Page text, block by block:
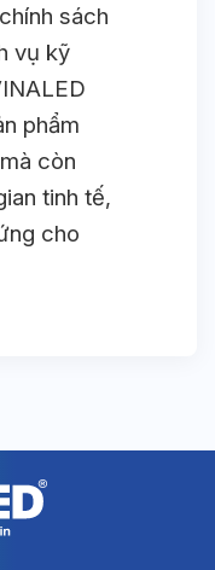
sách
vụ kỹ
phẩm
còn
tinh tế,
cho